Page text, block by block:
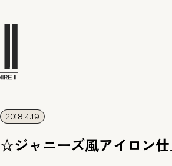
2018.4.19
☆ジャニーズ風アイロン